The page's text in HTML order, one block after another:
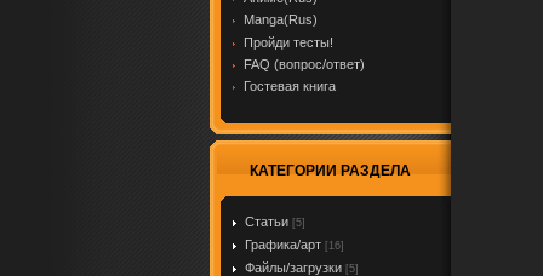
Manga(Rus)
Пройди тесты!
FAQ (вопрос/ответ)
Гостевая книга
КАТЕГОРИИ РАЗДЕЛА
Cтатьи [5]
Графика/арт [16]
Файлы/загрузки [5]